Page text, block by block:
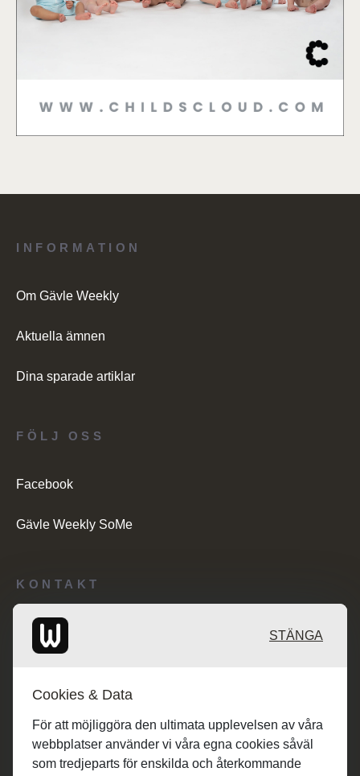
INFORMATION
Om Gävle Weekly
Aktuella ämnen
Dina sparade artiklar
KONTAKT
Redaktionen: desk@maratongroup.com
FÖLJ OSS
Facebook
Gävle Weekly SoMe
STÄNGA
Cookies & Data
För att möjliggöra den ultimata upplevelsen av våra
webbplatser använder vi våra egna cookies såväl
som tredjeparts för enskilda och återkommande